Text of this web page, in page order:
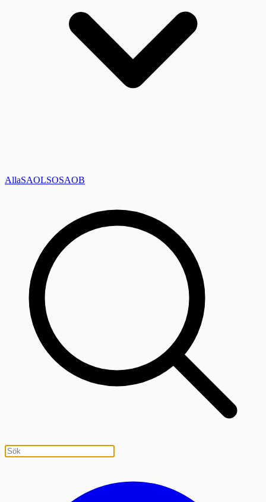
AllaSAOLSOSAOB